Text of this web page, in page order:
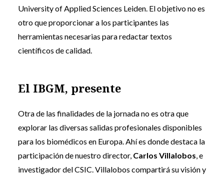
University of Applied Sciences Leiden. El objetivo no es
otro que proporcionar a los participantes las
herramientas necesarias para redactar textos
científicos de calidad.
El IBGM, presente
Otra de las finalidades de la jornada no es otra que
explorar las diversas salidas profesionales disponibles
para los biomédicos en Europa. Ahí es donde destaca la
participación de nuestro director, Carlos Villalobos, e
investigador del CSIC. Villalobos compartirá su visión y